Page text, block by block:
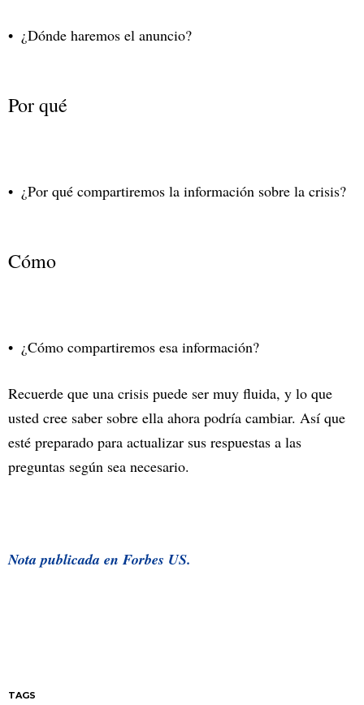
¿Dónde haremos el anuncio?
Por qué
¿Por qué compartiremos la información sobre la crisis?
Cómo
¿Cómo compartiremos esa información?
Recuerde que una crisis puede ser muy fluida, y lo que
usted cree saber sobre ella ahora podría cambiar. Así que
esté preparado para actualizar sus respuestas a las
preguntas según sea necesario.
Nota publicada en Forbes US.
TAGS